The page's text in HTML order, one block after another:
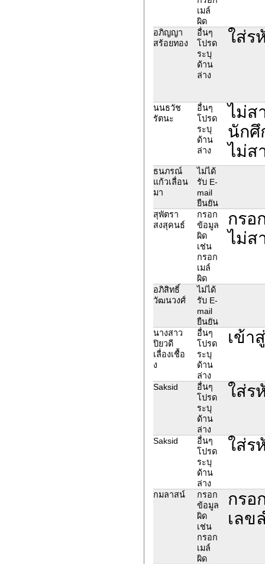
เมล์
ผิด
อภิญญา
สร้อยทอง
อื่นๆ
โปรด
ระบุ
ด้าน
ล่าง
ใส่ร
นนธวัช
รัตนะ
อื่นๆ
โปรด
ระบุ
ด้าน
ล่าง
ไม่ส
นักศึ
ไม่ส
ธนภรณ์
แก้วเลื่อน
มา
ไม่ได้
รับ E-
mail
ยืนยัน
สุพัตรา
สงสุคนธ์
กรอก
ข้อมูล
ผิด
เช่น
กรอก
เมล์
ผิด
กรอ
ไม่ส
อภิสิทธิ์
วัฒนวงศ์
ไม่ได้
รับ E-
mail
ยืนยัน
นางสาว
ปิยวดี
เลื่องเชื้อ
ง
อื่นๆ
โปรด
ระบุ
ด้าน
ล่าง
เข้า
Saksid
อื่นๆ
โปรด
ระบุ
ด้าน
ล่าง
ใส่ร
Saksid
อื่นๆ
โปรด
ระบุ
ด้าน
ล่าง
ใส่ร
กมลาสน์
กรอก
ข้อมูล
ผิด
เช่น
กรอก
เมล์
ผิด
กรอ
เลข